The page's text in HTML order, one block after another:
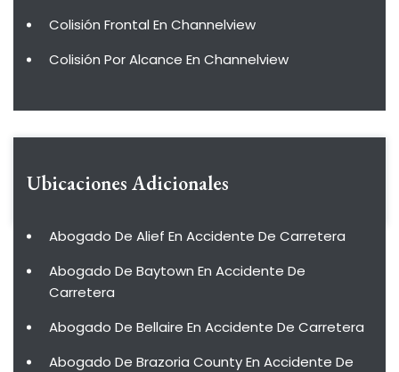
Colisión Frontal En Channelview
Colisión Por Alcance En Channelview
Ubicaciones Adicionales
Abogado De Alief En Accidente De Carretera
Abogado De Baytown En Accidente De
Carretera
Abogado De Bellaire En Accidente De Carretera
Abogado De Brazoria County En Accidente De